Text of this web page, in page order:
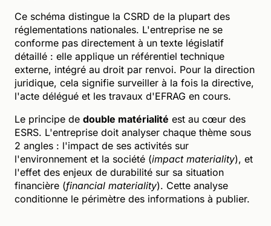
Ce schéma distingue la CSRD de la plupart des
réglementations nationales. L'entreprise ne se
conforme pas directement à un texte législatif
détaillé : elle applique un référentiel technique
externe, intégré au droit par renvoi. Pour la direction
juridique, cela signifie surveiller à la fois la directive,
l'acte délégué et les travaux d'EFRAG en cours.
Le principe de double matérialité est au cœur des
ESRS. L'entreprise doit analyser chaque thème sous
2 angles : l'impact de ses activités sur
l'environnement et la société (impact materiality), et
l'effet des enjeux de durabilité sur sa situation
financière (financial materiality). Cette analyse
conditionne le périmètre des informations à publier.